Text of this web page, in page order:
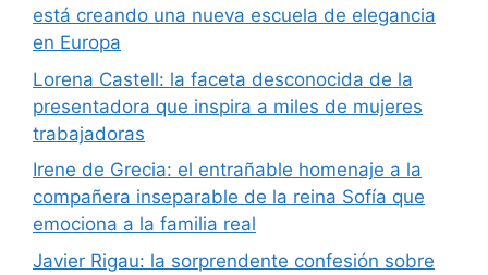
está creando una nueva escuela de elegancia
en Europa
Lorena Castell: la faceta desconocida de la
presentadora que inspira a miles de mujeres
trabajadoras
Irene de Grecia: el entrañable homenaje a la
compañera inseparable de la reina Sofía que
emociona a la familia real
Javier Rigau: la sorprendente confesión sobre